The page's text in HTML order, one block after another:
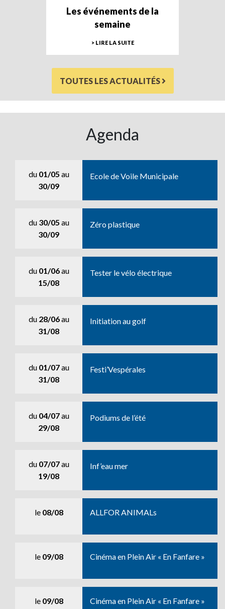
Les événements de la
semaine
> LIRE LA SUITE
TOUTES LES ACTUALITÉS
Agenda
du 01/05 au
30/09
Ecole de Voile Municipale
du 30/05 au
30/09
Zéro plastique
du 01/06au
15/08
Tester le vélo électrique
du 28/06au
31/08
Initiation au golf
du 01/07au
31/08
Festi’Vespérales
du 04/07au
29/08
Podiums de l’été
du 07/07au
19/08
Inf’eau mer
le 08/08 ALLFOR ANIMALs
le 09/08 Cinéma en Plein Air « En Fanfare »
le 09/08 Cinéma en Plein Air « En Fanfare »